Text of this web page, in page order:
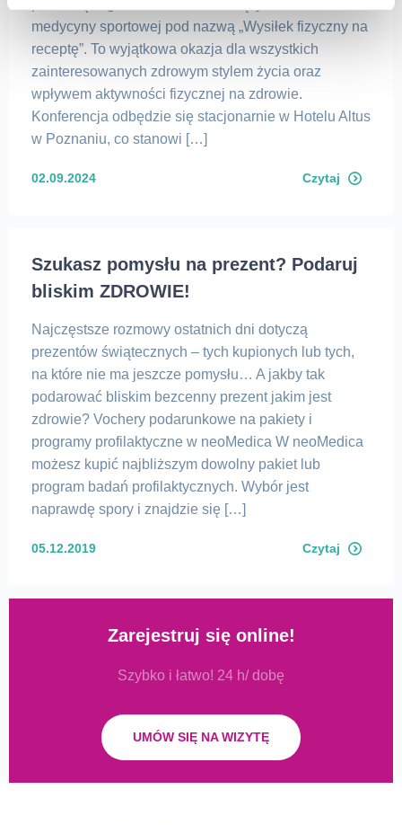
medycyny sportowej pod nazwą „Wysiłek fizyczny na
receptę”. To wyjątkowa okazja dla wszystkich
zainteresowanych zdrowym stylem życia oraz
wpływem aktywności fizycznej na zdrowie.
Konferencja odbędzie się stacjonarnie w Hotelu Altus
w Poznaniu, co stanowi […]
02.09.2024 Czytaj
Szukasz pomysłu na prezent? Podaruj
bliskim ZDROWIE!
Najczęstsze rozmowy ostatnich dni dotyczą
prezentów świątecznych – tych kupionych lub tych,
na które nie ma jeszcze pomysłu… A jakby tak
podarować bliskim bezcenny prezent jakim jest
zdrowie? Vochery podarunkowe na pakiety i
programy profilaktyczne w neoMedica W neoMedica
możesz kupić najbliższym dowolny pakiet lub
program badań profilaktycznych. Wybór jest
naprawdę spory i znajdzie się […]
05.12.2019 Czytaj
Zarejestruj się online!
Szybko i łatwo! 24 h/ dobę
UMÓW SIĘ NA WIZYTĘ